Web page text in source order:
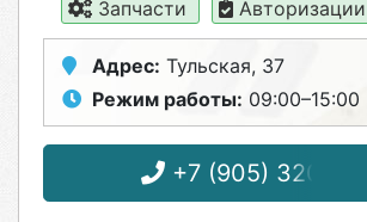
Запчасти
Авторизации
Адрес: Тульская, 37
Режим работы: 09:00–15:00
+7 (905) 320-25-